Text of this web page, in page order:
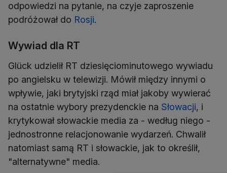
odpowiedzi na pytanie, na czyje zaproszenie
podróżował do Rosji.
Wywiad dla RT
Glück udzielił RT dziesięciominutowego wywiadu
po angielsku w telewizji. Mówił między innymi o
wpływie, jaki brytyjski rząd miał jakoby wywierać
na ostatnie wybory prezydenckie na Słowacji, i
krytykował słowackie media za - według niego -
jednostronne relacjonowanie wydarzeń. Chwalił
natomiast samą RT i słowackie, jak to określił,
"alternatywne" media.